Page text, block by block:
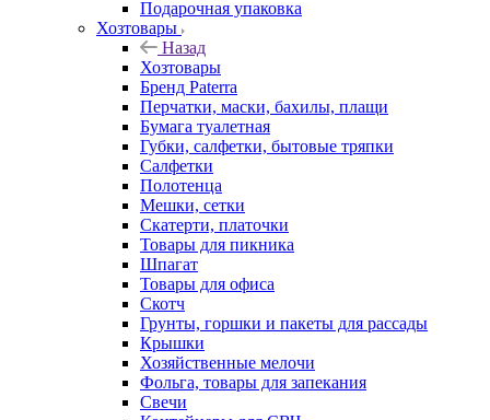
Подарочная упаковка
Хозтовары
Назад
Хозтовары
Бренд Paterra
Перчатки, маски, бахилы, плащи
Бумага туалетная
Губки, салфетки, бытовые тряпки
Салфетки
Полотенца
Мешки, сетки
Скатерти, платочки
Товары для пикника
Шпагат
Товары для офиса
Скотч
Грунты, горшки и пакеты для рассады
Крышки
Хозяйственные мелочи
Фольга, товары для запекания
Свечи